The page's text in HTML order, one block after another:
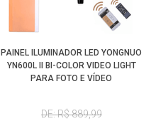
PAINEL ILUMINADOR LED YONGNUO
YN600L II BI-COLOR VIDEO LIGHT
PARA FOTO E VÍDEO
DE: R$ 889,99